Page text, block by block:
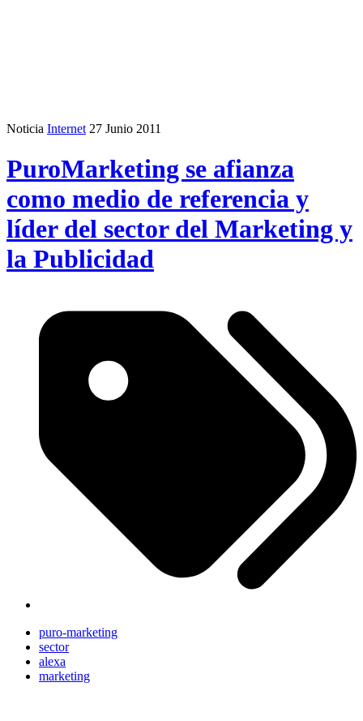
Noticia Internet 27 Junio 2011
PuroMarketing se afianza
como medio de referencia y
líder del sector del Marketing y
la Publicidad
puro-marketing
sector
alexa
marketing